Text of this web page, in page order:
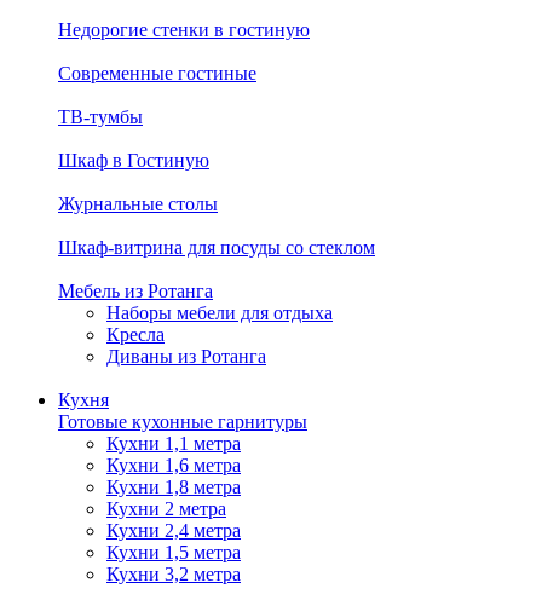
Недорогие стенки в гостиную
Современные гостиные
ТВ-тумбы
Шкаф в Гостиную
Журнальные столы
Шкаф-витрина для посуды со стеклом
Мебель из Ротанга
Наборы мебели для отдыха
Кресла
Диваны из Ротанга
Кухня
Готовые кухонные гарнитуры
Кухни 1,1 метра
Кухни 1,6 метра
Кухни 1,8 метра
Кухни 2 метра
Кухни 2,4 метра
Кухни 1,5 метра
Кухни 3,2 метра